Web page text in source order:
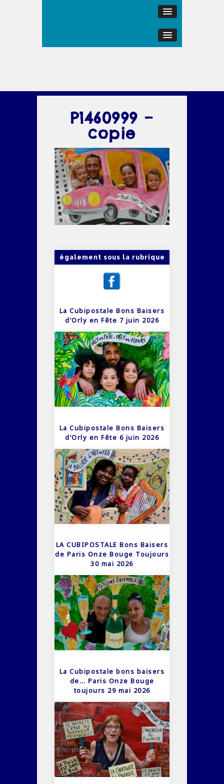
P1460999 –
copie
également sous la rubrique
La Cubipostale Bons Baisers
d’Orly en Fête 7 juin 2026
La Cubipostale Bons Baisers
d’Orly en Fête 6 juin 2026
LA CUBIPOSTALE Bons Baisers
de Paris Onze Bouge Toujours
30 mai 2026
La Cubipostale bons baisers
de… Paris Onze Bouge
toujours 29 mai 2026